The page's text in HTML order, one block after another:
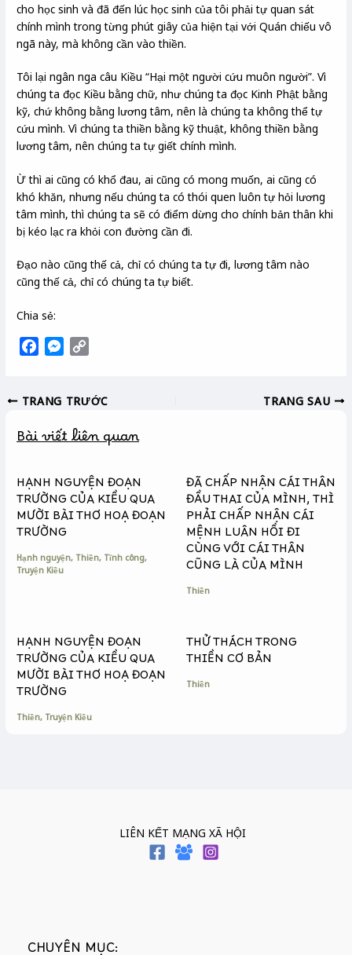
cho học sinh và đã đến lúc học sinh của tôi phải tự quan sát
chính mình trong từng phút giây của hiện tại với Quán chiếu vô
ngã này, mà không cần vào thiền.
Tôi lại ngân nga câu Kiều “Hại một người cứu muôn người”. Vì
chúng ta đọc Kiều bằng chữ, như chúng ta đọc Kinh Phật bằng
kỹ, chứ không bằng lương tâm, nên là chúng ta không thể tự
cứu mình. Vì chúng ta thiền bằng kỹ thuật, không thiền bằng
lương tâm, nên chúng ta tự giết chính mình.
Ừ thì ai cũng có khổ đau, ai cũng có mong muốn, ai cũng có
khó khăn, nhưng nếu chúng ta có thói quen luôn tự hỏi lương
tâm mình, thì chúng ta sẽ có điểm dừng cho chính bản thân khi
bị kéo lạc ra khỏi con đường cần đi.
Đạo nào cũng thế cả, chỉ có chúng ta tự đi, lương tâm nào
cũng thế cả, chỉ có chúng ta tự biết.
Chia sẻ:
e
o
k
M
s
n
e
r
y
i
k
TRANG TRƯỚC TRANG SAU
Bài viết liên quan
HẠNH NGUYỆN ĐOẠN
TRƯỜNG CỦA KIỀU QUA
MƯỜI BÀI THƠ HOẠ ĐOẠN
TRƯỜNG
Hạnh nguyện, Thiền, Tĩnh công,
Truyện Kiều
ĐÃ CHẤP NHẬN CÁI THÂN
ĐẦU THAI CỦA MÌNH, THÌ
PHẢI CHẤP NHẬN CÁI
MỆNH LUÂN HỒI ĐI
CÙNG VỚI CÁI THÂN
CŨNG LÀ CỦA MÌNH
Thiền
HẠNH NGUYỆN ĐOẠN
TRƯỜNG CỦA KIỀU QUA
MƯỜI BÀI THƠ HOẠ ĐOẠN
TRƯỜNG
Thiền, Truyện Kiều
THỬ THÁCH TRONG
THIỀN CƠ BẢN
Thiền
LIÊN KẾT MẠNG XÃ HỘI